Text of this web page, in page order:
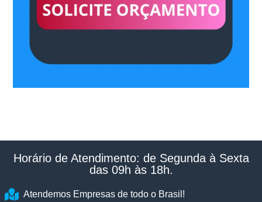
Horário de Atendimento: de Segunda à Sexta
das 09h às 18h.​
Atendemos Empresas de todo o Brasil!